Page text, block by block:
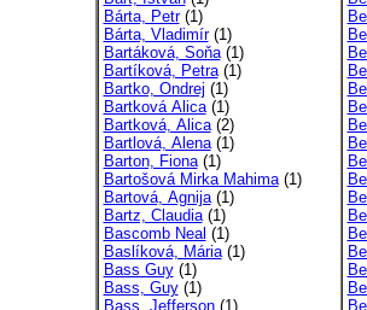
Bárta, Petr(1)
Bárta, Vladimír(1)
Bartáková, Soňa(1)
Bartíková, Petra(1)
Bartko, Ondrej (1)
Bartková Alica(1)
Bartková, Alica(2)
Bartlová, Alena(1)
Barton, Fiona(1)
Bartošová Mirka Mahima(1)
Bartová, Agnija(1)
Bartz, Claudia(1)
Bascomb Neal (1)
Baslíková, Mária(1)
Bass Guy(1)
Bass, Guy(1)
Bass, Jefferson(1)